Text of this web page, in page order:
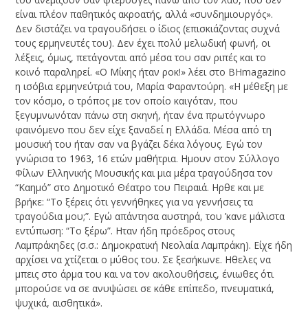
είναι πλέον παθητικός ακροατής, αλλά «συνδημιουργός».
Δεν διστάζει να τραγουδήσει ο ίδιος (επισκιάζοντας συχνά
τους ερμηνευτές του). Δεν έχει πολύ μελωδική φωνή, οι
λέξεις, όμως, πετάγονται από μέσα του σαν ριπές και το
κοινό παραληρεί. «Ο Μίκης ήταν ροκ!» λέει στο ΒΗmagazino
η ισόβια ερμηνεύτριά του, Μαρία Φαραντούρη. «Η μέθεξη με
τον κόσμο, ο τρόπος με τον οποίο καιγόταν, που
ξεγυμνωνόταν πάνω στη σκηνή, ήταν ένα πρωτόγνωρο
φαινόμενο που δεν είχε ξαναδεί η Ελλάδα. Μέσα από τη
μουσική του ήταν σαν να βγάζει δέκα λόγους. Εγώ τον
γνώρισα το 1963, 16 ετών μαθήτρια. Ημουν στον Σύλλογο
Φίλων Ελληνικής Μουσικής και μια μέρα τραγούδησα τον
“Καημό” στο Δημοτικό Θέατρο του Πειραιά. Ηρθε και με
βρήκε: “Το ξέρεις ότι γεννήθηκες για να γεννήσεις τα
τραγούδια μου;”. Εγώ απάντησα αυστηρά, του ’κανε μάλιστα
εντύπωση: “To ξέρω”. Ηταν ήδη πρόεδρος στους
Λαμπράκηδες (σ.σ.: Δημοκρατική Νεολαία Λαμπράκη). Είχε ήδη
αρχίσει να χτίζεται ο μύθος του. Σε ξεσήκωνε. Ηθελες να
μπεις στο άρμα του και να τον ακολουθήσεις, ένιωθες ότι
μπορούσε να σε ανυψώσει σε κάθε επίπεδο, πνευματικά,
ψυχικά, αισθητικά».